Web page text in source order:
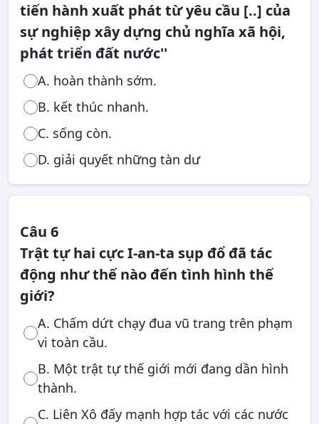
tiến hành xuất phát từ yêu cầu [..] của
sự nghiệp xây dựng chủ nghĩa xã hội,
phát triển đất nước''
A. hoàn thành sớm.
B. kết thúc nhanh.
C. sống còn.
D. giải quyết những tàn dư
Câu 6
Trật tự hai cực I-an-ta sụp đổ đã tác
động như thế nào đến tình hình thế
giới?
A. Chấm dứt chạy đua vũ trang trên phạm
vi toàn cầu.
B. Một trật tự thế giới mới đang dần hình
thành.
C. Liên Xô đấy mạnh hợp tác với các nước